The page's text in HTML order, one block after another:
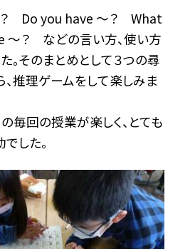
Do you have 〜？ What
？ などの言い方、使い方
。そのまとめとして３つの尋
推理ゲームをして楽しみま
毎回の授業が楽しく、とても
した。